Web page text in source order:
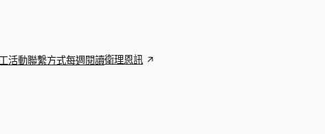
活動聯繫方式每週閱讀衛理恩訊